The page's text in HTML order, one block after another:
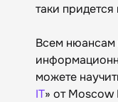
таки
Всем нюансам
можете
IT» от